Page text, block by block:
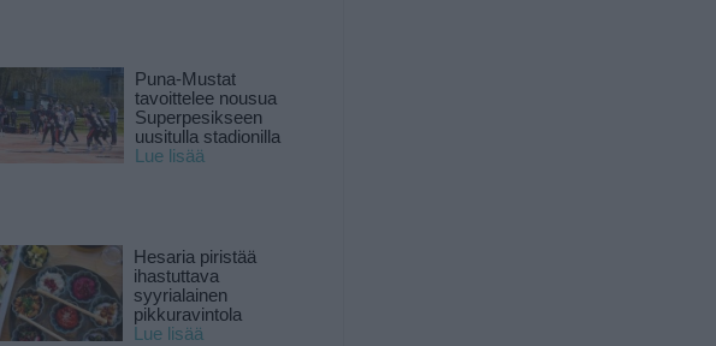
Puna-Mustat
tavoittelee nousua
Superpesikseen
uusitulla stadionilla
Lue lisää
Hesaria piristää
ihastuttava
syyrialainen
pikkuravintola
Lue lisää